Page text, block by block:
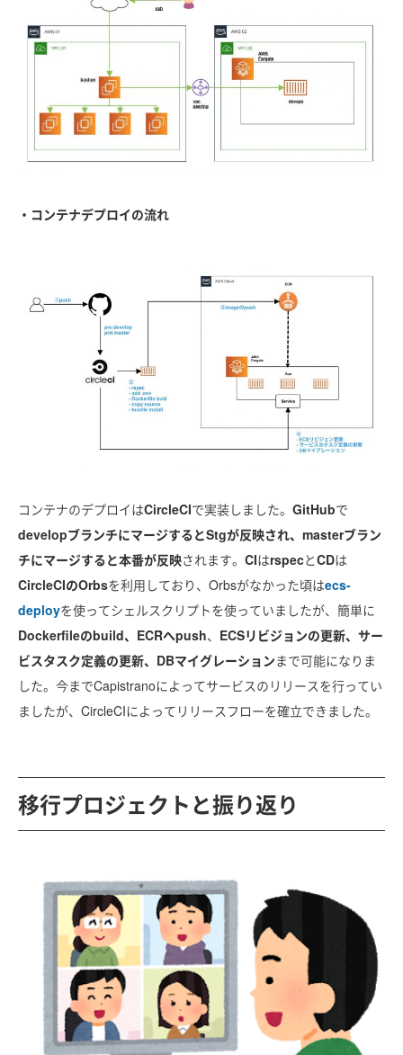
・コンテナデプロイの流れ
コンテナのデプロイはCircleCIで実装しました。 GitHubで
developブランチにマージするとStgが反映され、masterブラン
チにマージすると本番が反映されます。 CIはrspecとCDは
CircleCIのOrbsを利用しており、Orbsがなかった頃はecs-
deployを使ってシェルスクリプトを使っていましたが、簡単に
Dockerfileのbuild、ECRへpush、 ECSリビジョンの更新、サー
ビスタスク定義の更新、DBマイグレーションまで可能になりま
した。今までCapistranoによってサービスのリリースを行ってい
ましたが、CircleCIによってリリースフローを確立できました。
移行プロジェクトと振り返り